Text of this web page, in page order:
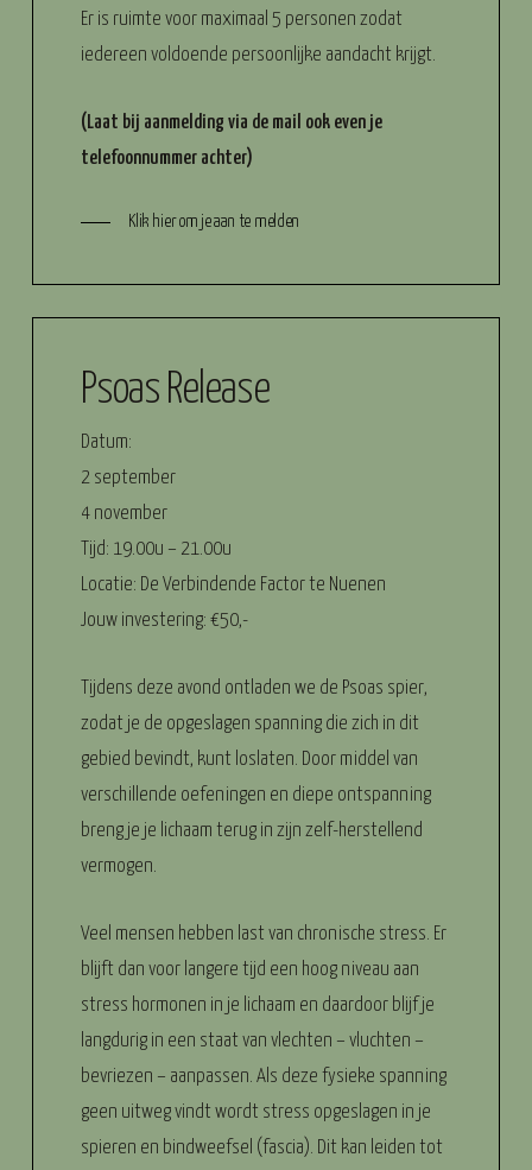
Er is ruimte voor maximaal 5 personen zodat
iedereen voldoende persoonlijke aandacht krijgt.
(Laat bij aanmelding via de mail ook even je
telefoonnummer achter)
Klik hier om je aan te melden
Psoas Release
Datum:
2 september
4 november
Tijd: 19.00u – 21.00u
Locatie: De Verbindende Factor te Nuenen
Jouw investering: €50,-
Tijdens deze avond ontladen we de Psoas spier,
zodat je de opgeslagen spanning die zich in dit
gebied bevindt, kunt loslaten. Door middel van
verschillende oefeningen en diepe ontspanning
breng je je lichaam terug in zijn zelf-herstellend
vermogen.
Veel mensen hebben last van chronische stress. Er
blijft dan voor langere tijd een hoog niveau aan
stress hormonen in je lichaam en daardoor blijf je
langdurig in een staat van vlechten – vluchten –
bevriezen – aanpassen. Als deze fysieke spanning
geen uitweg vindt wordt stress opgeslagen in je
spieren en bindweefsel (fascia). Dit kan leiden tot